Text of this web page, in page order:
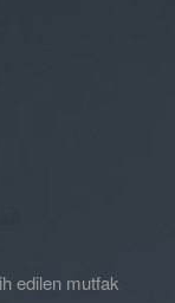
edilen mutfak